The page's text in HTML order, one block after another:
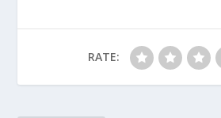
o
k
st A
p
p
a
m
RATE: